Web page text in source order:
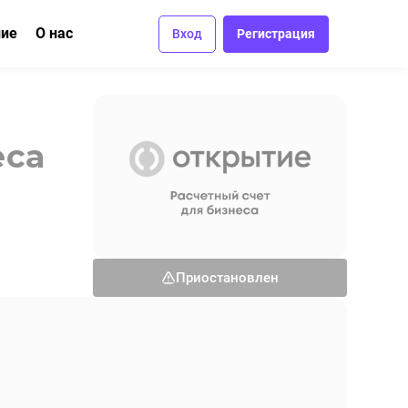
О нас Вход Регистрация
Приостановлен